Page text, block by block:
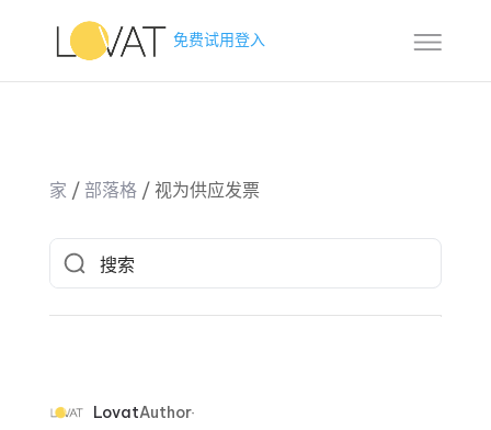
免费试用登入
家 / 部落格/ 视为供应发票
LovatAuthor